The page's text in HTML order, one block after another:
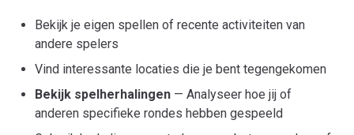
Bekijk je eigen spellen of recente activiteiten van
andere spelers
Vind interessante locaties die je bent tegengekomen
Bekijk spelherhalingen — Analyseer hoe jij of
anderen specifieke rondes hebben gespeeld